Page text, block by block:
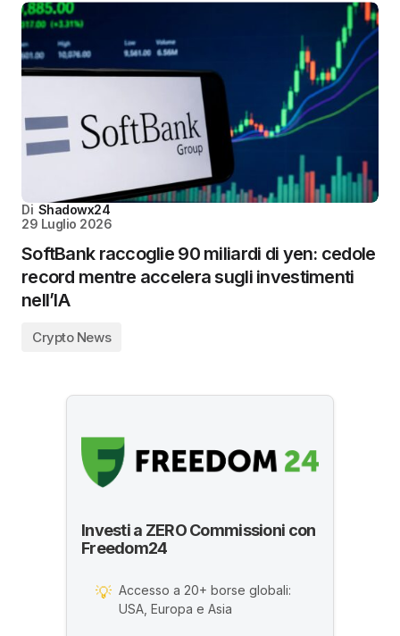
Di Shadowx24
29 Luglio 2026
SoftBank raccoglie 90 miliardi di yen: cedole
record mentre accelera sugli investimenti
nell’IA
Crypto News
Investi a ZERO Commissioni con
Freedom24
💡 Accesso a 20+ borse globali:
USA, Europa e Asia